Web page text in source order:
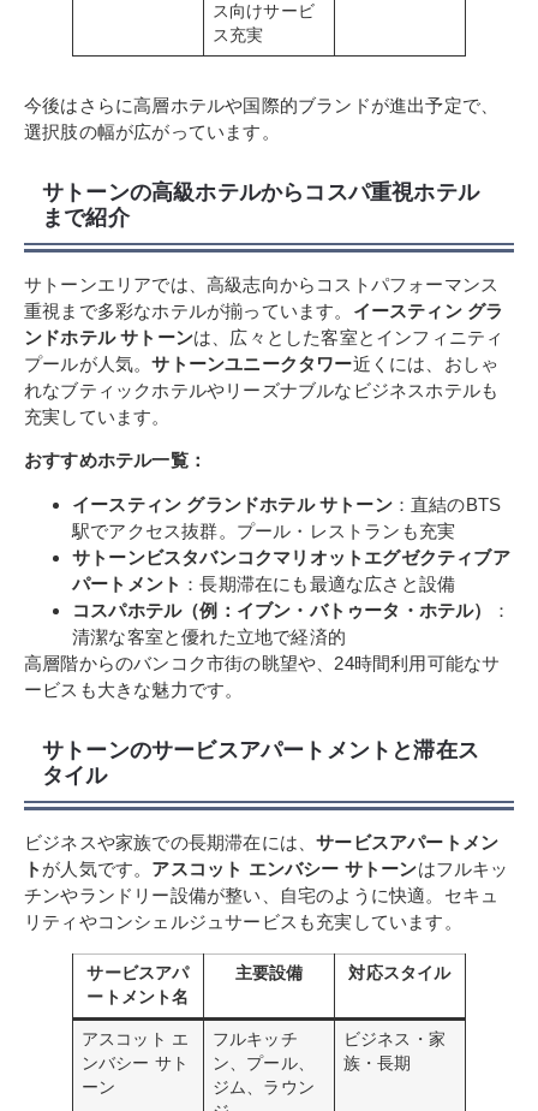
ス向けサービ
ス充実
今後はさらに高層ホテルや国際的ブランドが進出予定で、
選択肢の幅が広がっています。
サトーンの高級ホテルからコスパ重視ホテル
まで紹介
サトーンエリアでは、高級志向からコストパフォーマンス
重視まで多彩なホテルが揃っています。 イースティン グラ
ンドホテル サトーンは、広々とした客室とインフィニティ
プールが人気。サトーンユニークタワー近くには、おしゃ
れなブティックホテルやリーズナブルなビジネスホテルも
充実しています。
おすすめホテル一覧：
イースティン グランドホテル サトーン：直結のBTS
駅でアクセス抜群。プール・レストランも充実
サトーンビスタバンコクマリオットエグゼクティブア
パートメント ：長期滞在にも最適な広さと設備
コスパホテル（例：イブン・バトゥータ・ホテル）
：
清潔な客室と優れた立地で経済的
高層階からのバンコク市街の眺望や、24時間利用可能なサ
ービスも大きな魅力です。
サトーンのサービスアパートメントと滞在ス
タイル
ビジネスや家族での長期滞在には、サービスアパートメン
ト が人気です。 アスコット エンバシー サトーンはフルキッ
チンやランドリー設備が整い、自宅のように快適。セキュ
リティやコンシェルジュサービスも充実しています。
サービスアパ
ートメント名
主要設備 対応スタイル
アスコット エ
ンバシー サト
ーン
フルキッチ
ン、プール、
ジム、ラウン
ビジネス・家
族・長期